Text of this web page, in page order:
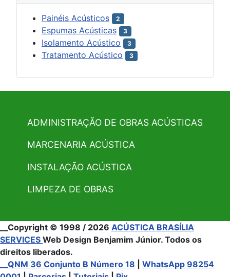
Painéis Acústicos 2
Espumas Acústicas 3
Isolamento Acústico 3
Tratamento Acústico 3
ADMINISTRAÇÃO DE OBRAS ACÚSTICAS
MARCENARIA ACÚSTICA
INSTALAÇÃO ACÚSTICA
LIMPEZA DE OBRAS
__Copyright © 1998 / 2026 ACÚSTICA BRASÍLIA
SERVICES Web Design Benjamim Júnior. Todos os
direitos liberados.
__QNM 36 Conjunto B Número 18
WhatsApp 98254